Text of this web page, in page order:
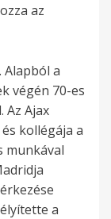
az
Alapból a
végén 70-es
Az Ajax
kollégája a
munkával
a